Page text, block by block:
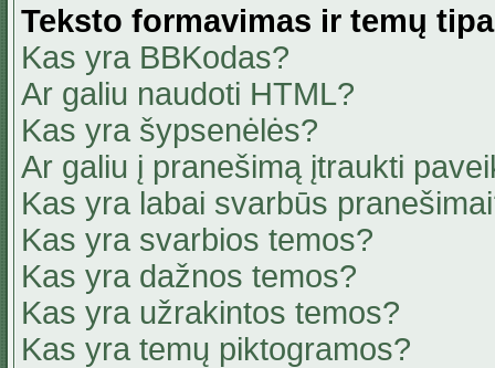
Teksto formavimas ir temų
Kas yra BBKodas?
Ar galiu naudoti HTML?
Kas yra šypsenėlės?
Ar galiu į pranešimą įtraukti
Kas yra labai svarbūs
Kas yra svarbios temos?
Kas yra dažnos temos?
Kas yra užrakintos temos?
Kas yra temų piktogramos?